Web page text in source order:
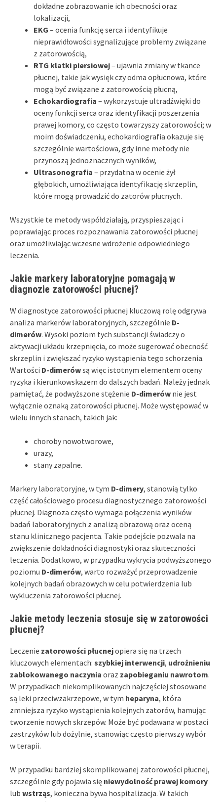
dokładne zobrazowanie ich obecności oraz
lokalizacji,
EKG – ocenia funkcję serca i identyfikuje
nieprawidłowości sygnalizujące problemy związane
z zatorowością,
RTG klatki piersiowej– ujawnia zmiany w tkance
płucnej, takie jak wysięk czy odma opłucnowa, które
mogą być związane z zatorowością płucną,
Echokardiografia – wykorzystuje ultradźwięki do
oceny funkcji serca oraz identyfikacji poszerzenia
prawej komory, co często towarzyszy zatorowości; w
moim doświadczeniu, echokardiografia okazuje się
szczególnie wartościowa, gdy inne metody nie
przynoszą jednoznacznych wyników,
Ultrasonografia – przydatna w ocenie żył
głębokich, umożliwiająca identyfikację skrzeplin,
które mogą prowadzić do zatorów płucnych.
Wszystkie te metody współdziałają, przyspieszając i
poprawiając proces rozpoznawania zatorowości płucnej
oraz umożliwiając wczesne wdrożenie odpowiedniego
leczenia.
Jakie markery laboratoryjne pomagają w
diagnozie zatorowości płucnej?
W diagnostyce zatorowości płucnej kluczową rolę odgrywa
analiza markerów laboratoryjnych, szczególnie D-
dimerów. Wysoki poziom tych substancji świadczy o
aktywacji układu krzepnięcia, co może sugerować obecność
skrzeplin i zwiększać ryzyko wystąpienia tego schorzenia.
Wartości D-dimerówsą więc istotnym elementem oceny
ryzyka i kierunkowskazem do dalszych badań. Należy jednak
pamiętać, że podwyższone stężenie D-dimerów nie jest
wyłącznie oznaką zatorowości płucnej. Może występować w
wielu innych stanach, takich jak:
choroby nowotworowe,
urazy,
stany zapalne.
Markery laboratoryjne, w tym D-dimery, stanowią tylko
część całościowego procesu diagnostycznego zatorowości
płucnej. Diagnoza często wymaga połączenia wyników
badań laboratoryjnych z analizą obrazową oraz oceną
stanu klinicznego pacjenta. Takie podejście pozwala na
zwiększenie dokładności diagnostyki oraz skuteczności
leczenia. Dodatkowo, w przypadku wykrycia podwyższonego
poziomu D-dimerów, warto rozważyć przeprowadzenie
kolejnych badań obrazowych w celu potwierdzenia lub
wykluczenia zatorowości płucnej.
Jakie metody leczenia stosuje się w zatorowości
płucnej?
Leczenie zatorowości płucnejopiera się na trzech
kluczowych elementach: szybkiej interwencji, udrożnieniu
zablokowanego naczynia oraz zapobieganiu nawrotom.
W przypadkach niekomplikowanych najczęściej stosowane
są leki przeciwzakrzepowe, w tym heparyna, która
zmniejsza ryzyko wystąpienia kolejnych zatorów, hamując
tworzenie nowych skrzepów. Może być podawana w postaci
zastrzyków lub dożylnie, stanowiąc często pierwszy wybór
w terapii.
W przypadku bardziej skomplikowanej zatorowości płucnej,
szczególnie gdy pojawia się niewydolność prawej komory
lub wstrząs, konieczna bywa hospitalizacja. W takich